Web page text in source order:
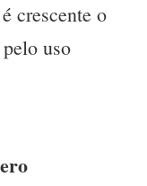
crescente o
uso